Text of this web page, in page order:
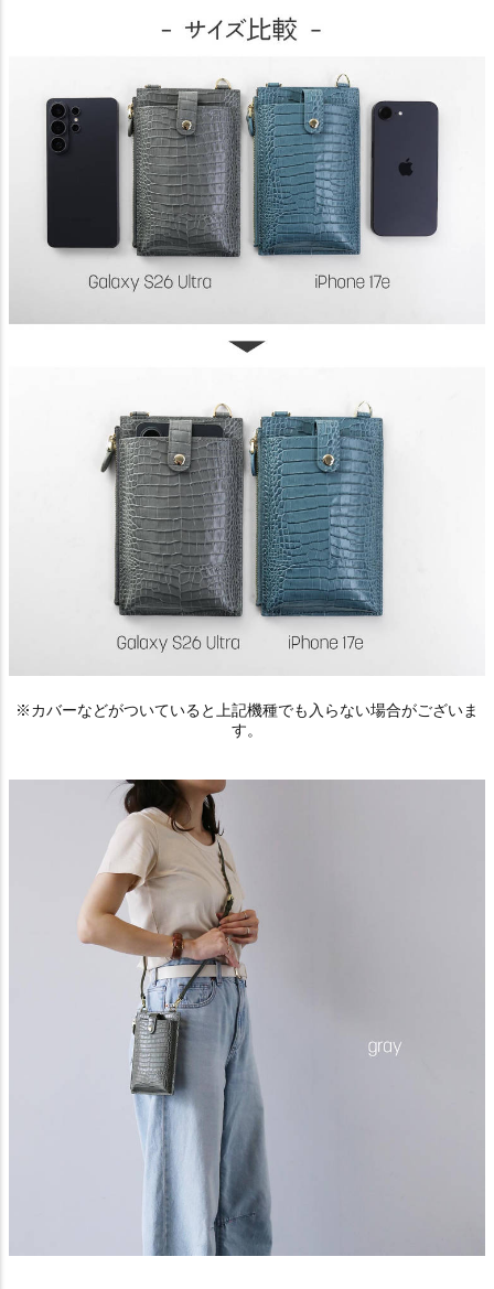
※カバーなどがついていると上記機種でも入らない場合がございま
す。